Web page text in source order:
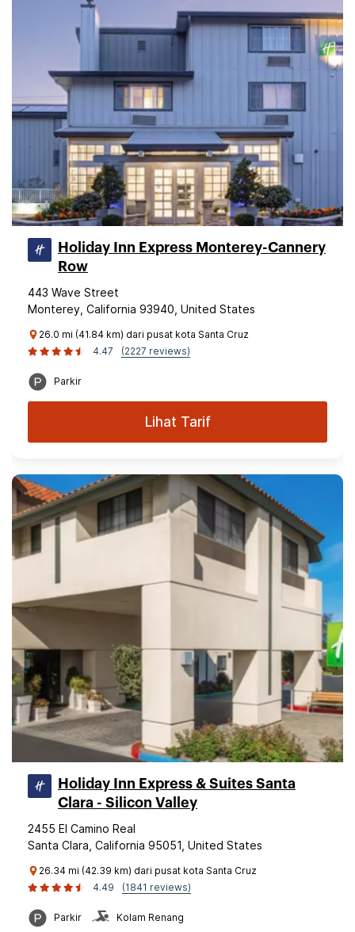
Holiday Inn Express Monterey-Cannery
Row
443 Wave Street
Monterey, California 93940, United States
26.0 mi (41.84 km) dari pusat kota Santa Cruz
4.47
(2227 reviews)
Parkir
Lihat Tarif
Holiday Inn Express & Suites Santa
Clara - Silicon Valley
2455 El Camino Real
Santa Clara, California 95051, United States
26.34 mi (42.39 km) dari pusat kota Santa Cruz
4.49
(1841 reviews)
Parkir Kolam Renang